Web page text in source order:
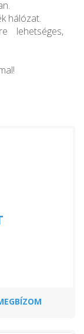
hálózat.
lehetséges,